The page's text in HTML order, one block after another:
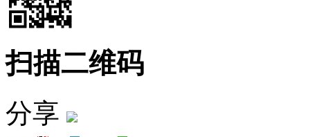
扫描二维码
分享